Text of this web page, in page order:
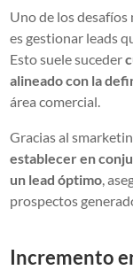
Uno de los desafíos
es gestionar leads
Esto suele suceder
alineado con la
área comercial.
Gracias al
establecer en
un lead óptimo ,
prospectos
Incremento